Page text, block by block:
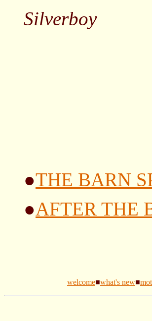
Silverboy
●THE BARN
●AFTER THE
welcome■what's new■